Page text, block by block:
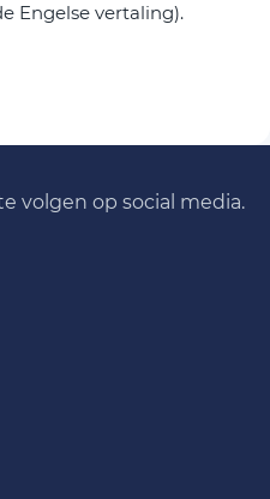
Engelse vertaling).
volgen op social media.